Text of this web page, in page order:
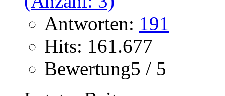
Antworten: 191
Hits: 161.677
Bewertung5 / 5